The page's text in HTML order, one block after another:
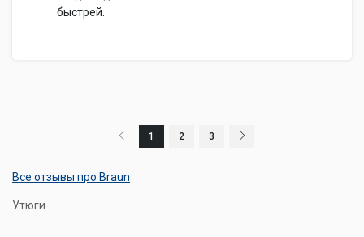
быстрей.
1 2 3
Все отзывы про Braun
Утюги